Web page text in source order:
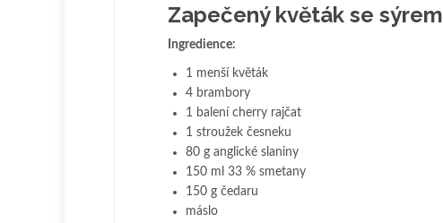
Zapečený květák se sýrem
Ingredience:
1 menší květák
4 brambory
1 balení cherry rajčat
1 stroužek česneku
80 g anglické slaniny
150 ml 33 % smetany
150 g čedaru
máslo